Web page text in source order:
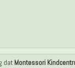
dat Montessori